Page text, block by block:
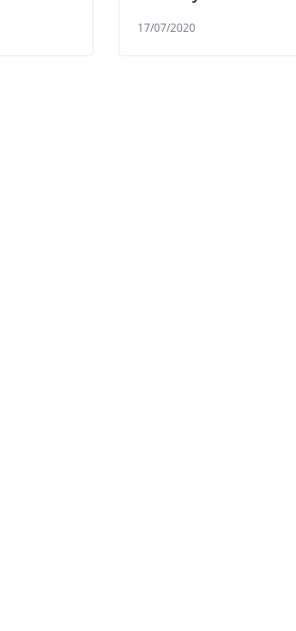
17/07/2020